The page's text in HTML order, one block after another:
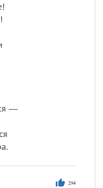
—
294
значение